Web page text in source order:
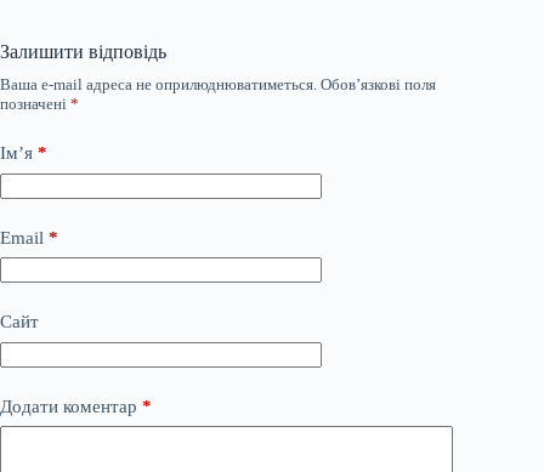
Залишити відповідь
Ваша e-mail адреса не оприлюднюватиметься. Обов’язкові поля
позначені *
Ім’я *
Email *
Сайт
Додати коментар *